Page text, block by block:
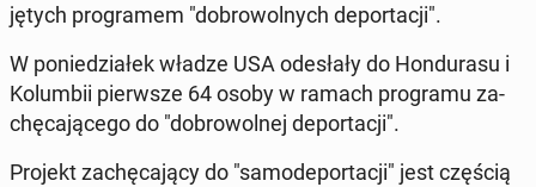
ję­tych pro­gra­mem "do­bro­wol­nych de­por­ta­cji".
W po­nie­dzia­łek władze USA ode­sła­ły do Hon­du­ra­su i
Ko­lum­bii pierw­sze 64 osoby w ramach pro­gra­mu za­
chę­ca­ją­ce­go do "do­bro­wol­nej de­por­ta­cji".
Projekt za­chę­ca­ją­cy do "sa­mo­de­por­ta­cji" jest częścią